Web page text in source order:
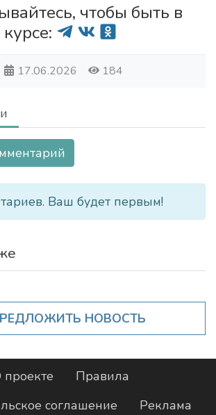
чтобы быть в
курсе:
17.06.2026 184
Ваш будет первым!
НОВОСТЬ
проекте
Правила
соглашение
Реклама